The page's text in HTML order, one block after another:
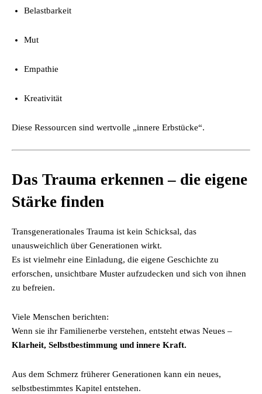
Belastbarkeit
Mut
Empathie
Kreativität
Diese Ressourcen sind wertvolle „innere Erbstücke“.
Das Trauma erkennen – die eigene
Stärke finden
Transgenerationales Trauma ist kein Schicksal, das
unausweichlich über Generationen wirkt.
Es ist vielmehr eine Einladung, die eigene Geschichte zu
erforschen, unsichtbare Muster aufzudecken und sich von ihnen
zu befreien.
Viele Menschen berichten:
Wenn sie ihr Familienerbe verstehen, entsteht etwas Neues –
Klarheit, Selbstbestimmung und innere Kraft.
Aus dem Schmerz früherer Generationen kann ein neues,
selbstbestimmtes Kapitel entstehen.